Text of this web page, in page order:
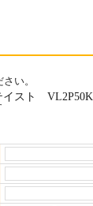
い。
イスト VL2P50K